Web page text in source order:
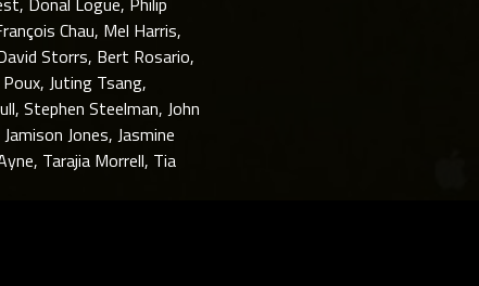
Chau, Mel Harris,
Storrs, Bert Rosario,
Juting Tsang,
Stephen Steelman, John
Jones, Jasmine
Tarajia Morrell, Tia